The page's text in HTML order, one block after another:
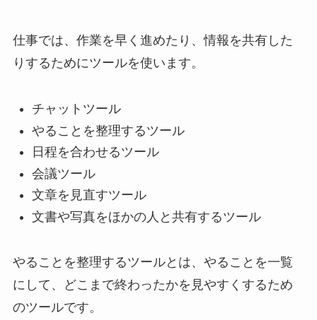
仕事では、作業を早く進めたり、情報を共有した
りするためにツールを使います。
チャットツール
やることを整理するツール
日程を合わせるツール
会議ツール
文章を見直すツール
文書や写真をほかの人と共有するツール
やることを整理するツールとは、やることを一覧
にして、どこまで終わったかを見やすくするため
のツールです。